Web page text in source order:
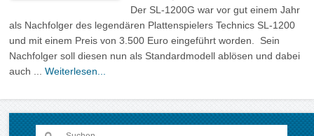
Der SL-1200G war vor gut einem Jahr
als Nachfolger des legendären Plattenspielers Technics SL-1200
und mit einem Preis von 3.500 Euro eingeführt worden. Sein
Nachfolger soll diesen nun als Standardmodell ablösen und dabei
auch ...Weiterlesen...